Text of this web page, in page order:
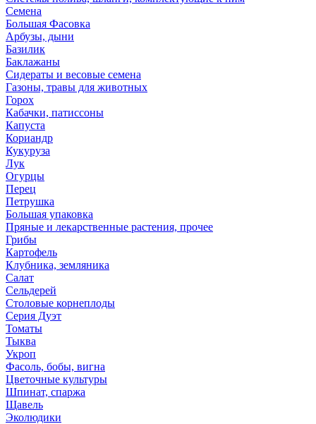
Семена
Большая Фасовка
Арбузы, дыни
Базилик
Баклажаны
Сидераты и весовые семена
Газоны, травы для животных
Горох
Кабачки, патиссоны
Капуста
Кориандр
Кукуруза
Лук
Огурцы
Перец
Петрушка
Большая упаковка
Пряные и лекарственные растения, прочее
Грибы
Картофель
Клубника, земляника
Салат
Сельдерей
Столовые корнеплоды
Серия Дуэт
Томаты
Тыква
Укроп
Фасоль, бобы, вигна
Цветочные культуры
Шпинат, спаржа
Щавель
Эколюдики